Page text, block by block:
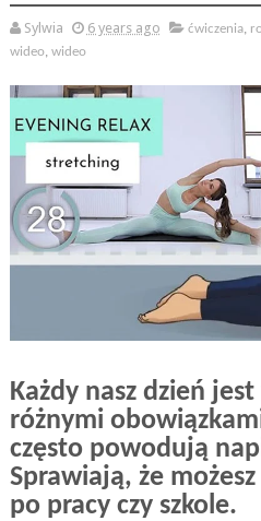
Sylwia 6 years ago ćwiczenia,
wideo, wideo
Każdy nasz dzień
różnymi
często powodują
Sprawiają, że
po pracy czy szkole.